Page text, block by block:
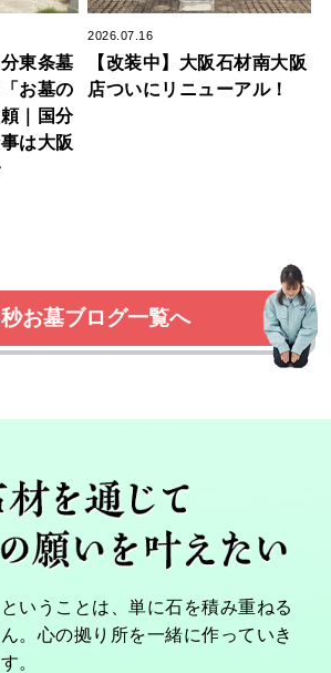
東条墓
お墓の
｜国分
は大阪
2026.07.16
【改装中】大阪石材南大阪
店ついにリニューアル！
お墓ブログ一覧へ
いうことは、単に石を積み重ねる
。心の拠り所を一緒に作っていき
。